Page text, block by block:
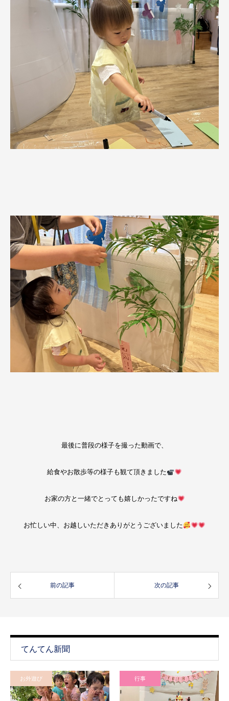
最後に普段の様子を撮った動画で、
給食やお散歩等の様子も観て頂きました
お家の方と一緒でとっても嬉しかったですね
お忙しい中、お越しいただきありがとうございました
前の記事 次の記事
てんてん新聞
お外遊び 行事